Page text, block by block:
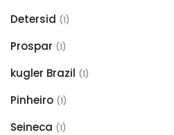
Detersid (1)
Prospar (1)
kugler Brazil (1)
Pinheiro (1)
Seineca (1)